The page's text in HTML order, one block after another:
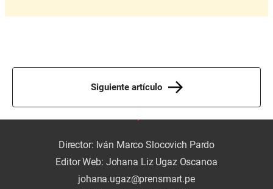
Siguiente artículo
Director: Iván Marco Slocovich Pardo
Editor Web: Johana Liz Ugaz Oscanoa
johana.ugaz@prensmart.pe